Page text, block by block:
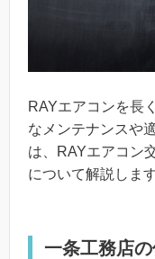
RAYエアコンを長
なメンテナンスや
は、RAYエアコン
について解説します
一条工務店